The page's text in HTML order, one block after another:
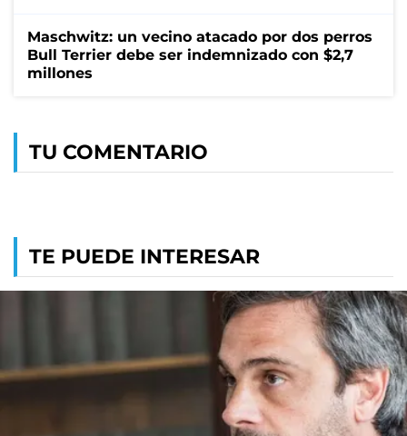
Maschwitz: un vecino atacado por dos perros
Bull Terrier debe ser indemnizado con $2,7
millones
TU COMENTARIO
TE PUEDE INTERESAR